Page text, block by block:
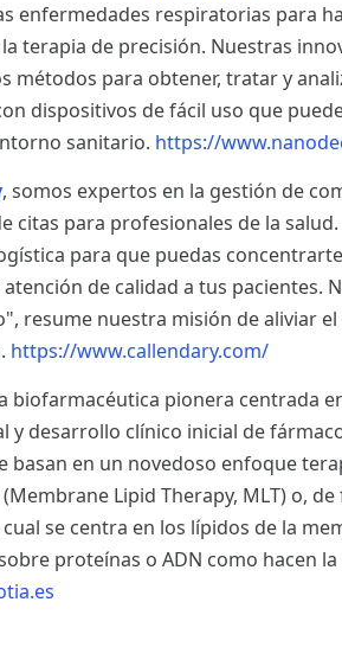
enfermedades respiratorias para
terapia de precisión. Nuestras
métodos para obtener, tratar y
dispositivos de fácil uso que
sanitario. https://
, somos expertos en la gestión de
citas para profesionales de la
para que puedas
de calidad a tus pacientes.
resume nuestra misión de aliviar
https://www.callendary.com/
biofarmacéutica pionera centrada
y desarrollo clínico inicial de
basan en un novedoso enfoque
Lipid Therapy, MLT) o,
se centra en los lípidos de la
proteínas o ADN como hacen